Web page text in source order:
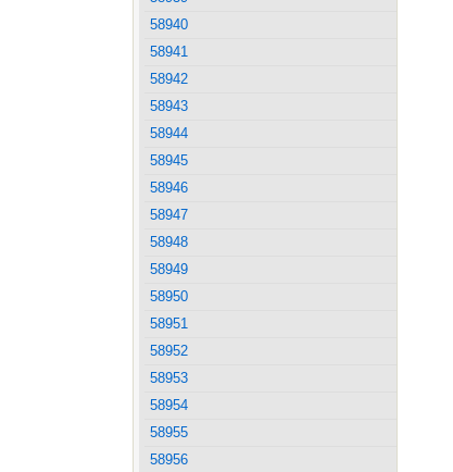
58940
58941
58942
58943
58944
58945
58946
58947
58948
58949
58950
58951
58952
58953
58954
58955
58956